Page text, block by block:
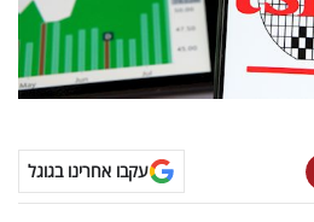
עקבו אחרינו בגוגל